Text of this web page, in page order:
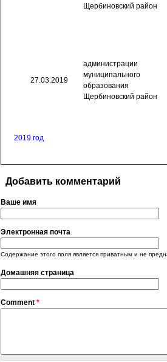
Щербиновский район
27.03.2019
администрации
муниципального
образования
Щербиновский район
2019 год
Добавить комментарий
Ваше имя
Электронная почта
Содержание этого поля является приватным и не
Домашняя страница
Comment *